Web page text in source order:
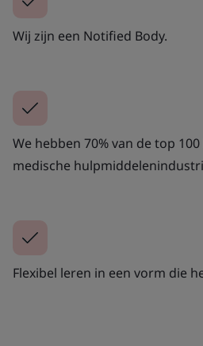
Wij zijn een Notified Body.
We hebben 70% van de top
medische
Flexibel leren in een vorm die